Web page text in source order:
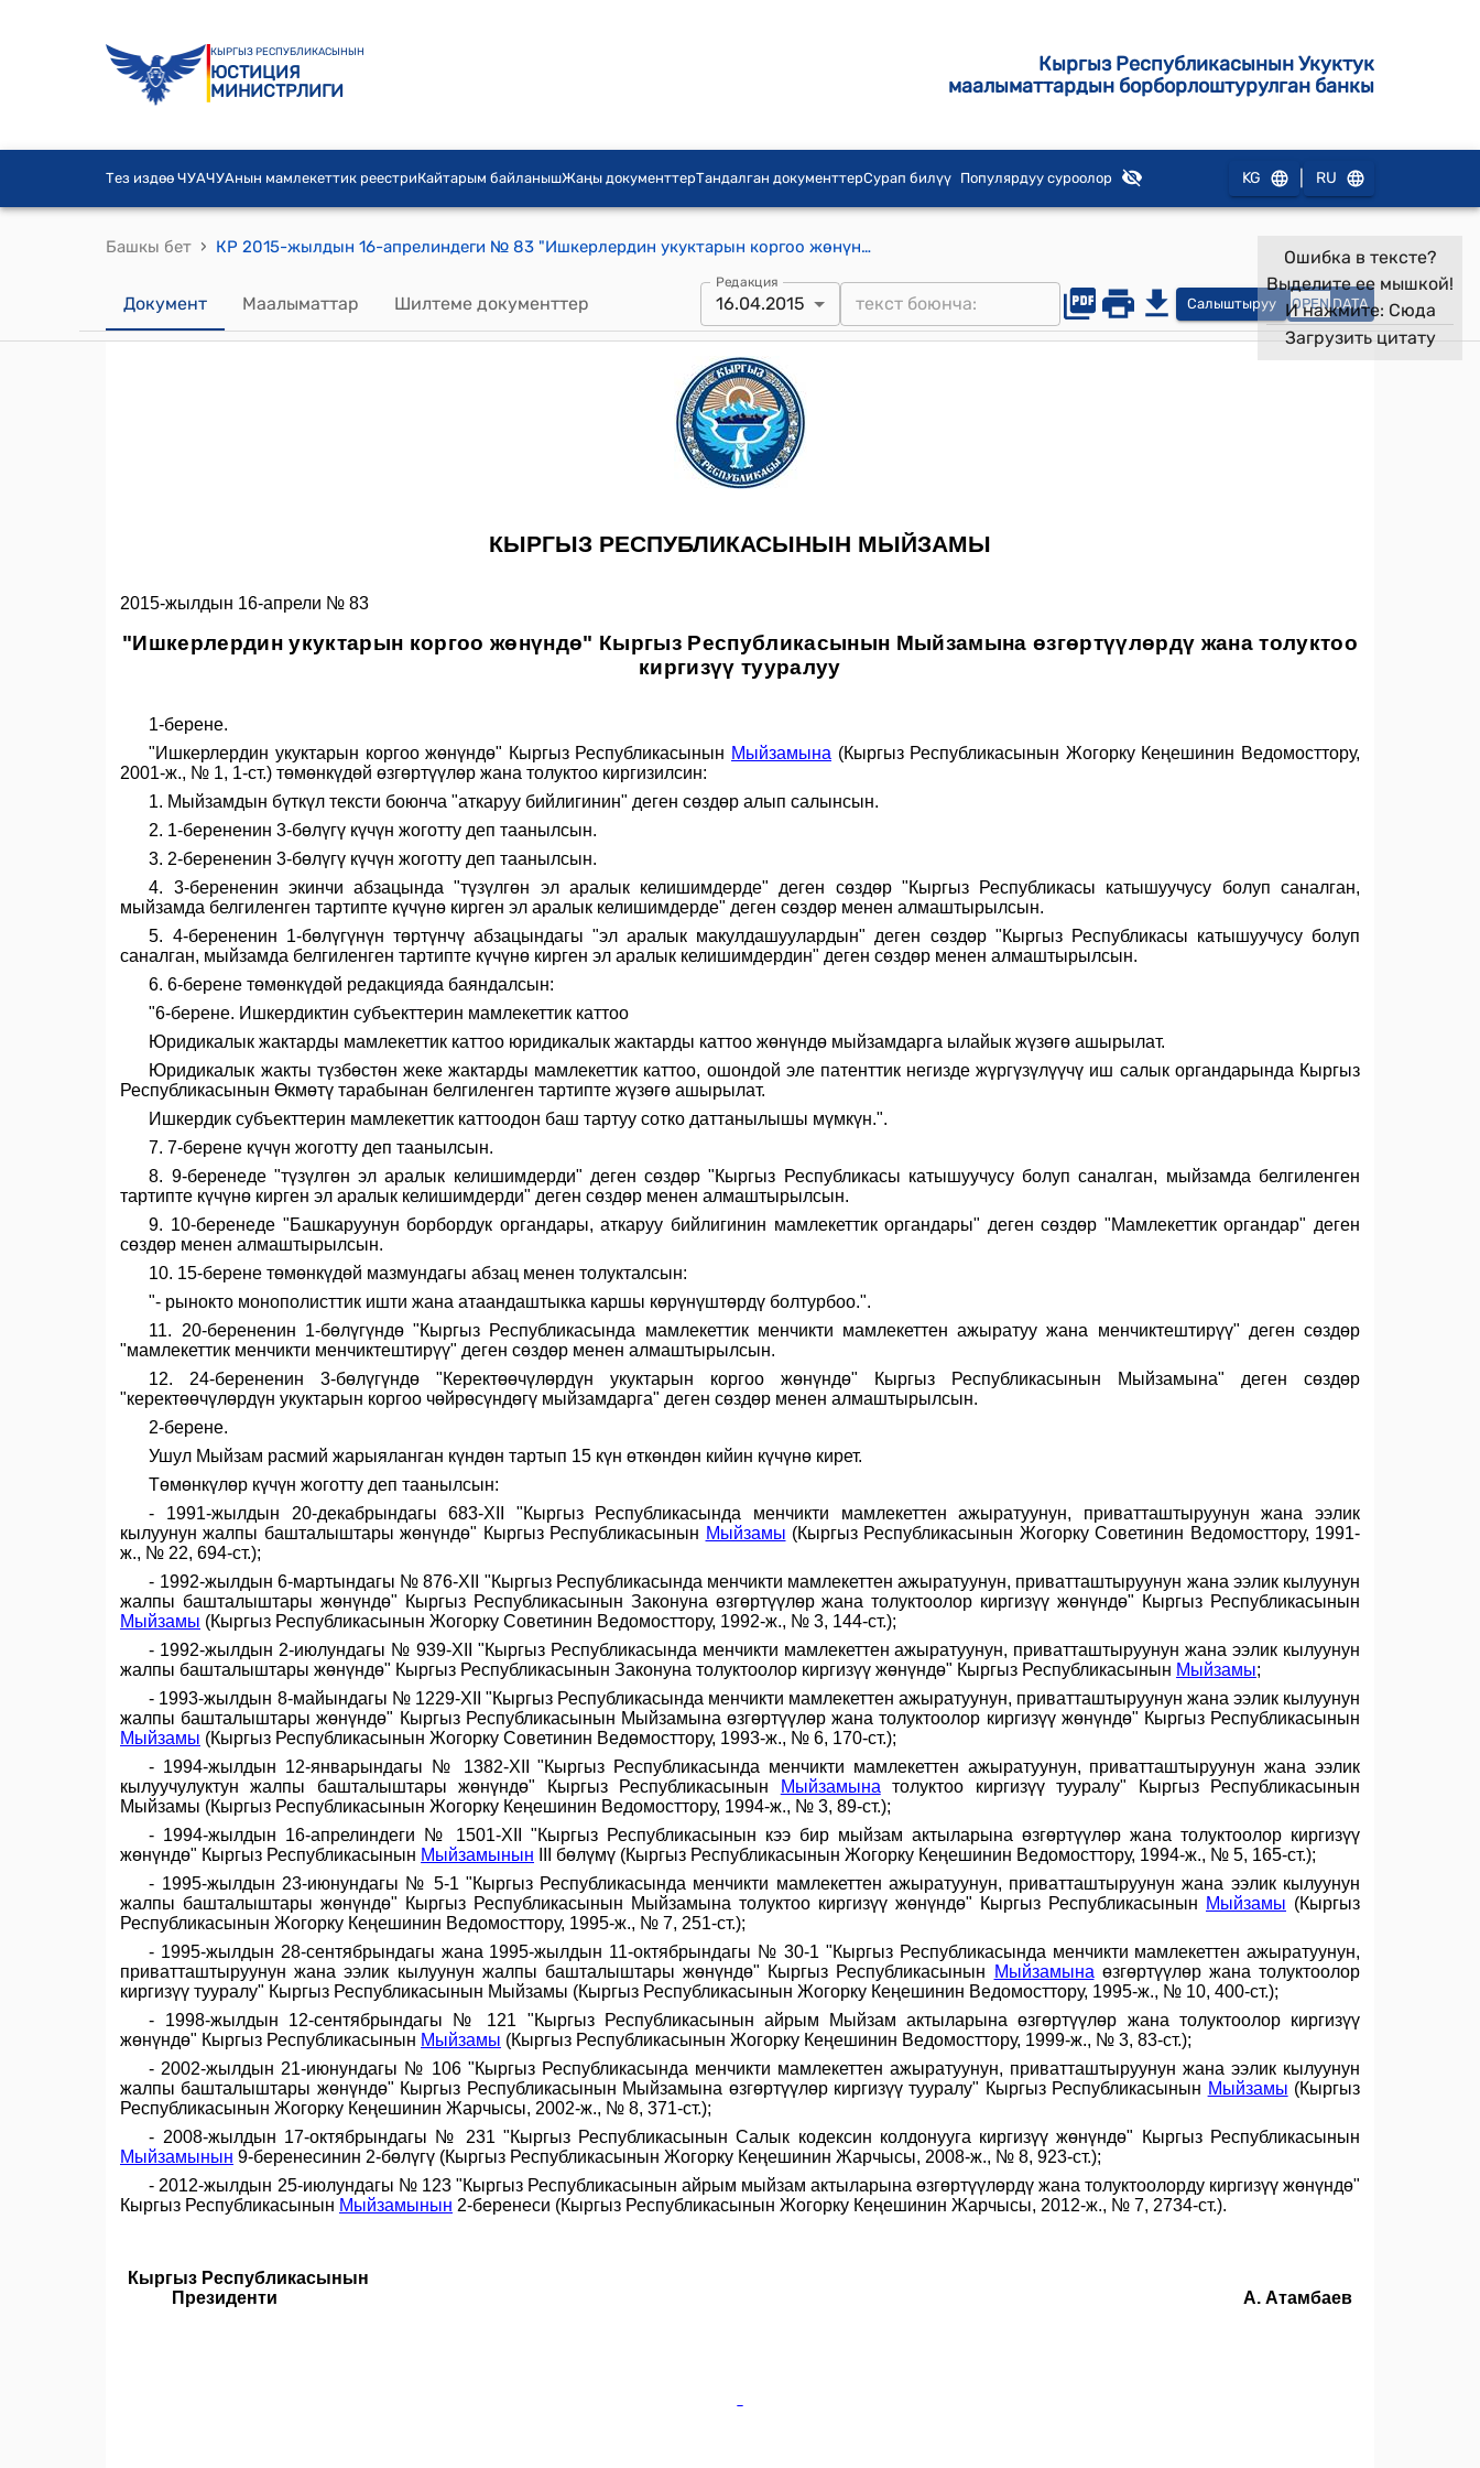
КЫРГЫЗ РЕСПУБЛИКАСЫНЫН
ЮСТИЦИЯ
МИНИСТРЛИГИ
Кыргыз Республикасынын Укуктук
маалыматтардын борборлоштурулган банкы
Тез издөө ЧУАЧУАнын мамлекеттик реестриКайтарым байланышЖаңы документтерТандалган документтерСурап билүү Популярдуу суроолор KG RU
Башкы бет › КР 2015-жылдын 16-апрелиндеги № 83 "Ишкерлердин укуктарын коргоо жөнүндө" Кыргыз Республикасынын Мыйзамына өзгөртүүлөрдү жана толуктоо киргизүү тууралуу" Мыйзамы
Документ Маалыматтар Шилтеме документтер
Редакция
16.04.2015 Салыштыруу OPEN DATA
Ошибка в тексте?
Выделите ее мышкой!
И нажмите: Сюда
Загрузить цитату